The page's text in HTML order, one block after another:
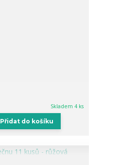
Skladem 4 ks
Přidat do košíku